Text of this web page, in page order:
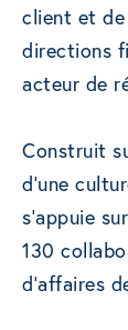
client et
directions
acteur de
Construit
d’une
s’appuie
130
d’affaires